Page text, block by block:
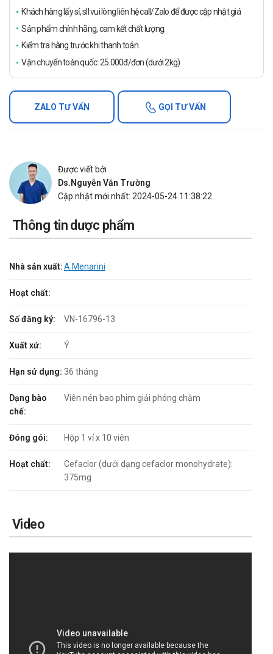
Khách hàng lấy sỉ, sll vui lòng liên hệ call/Zalo để được cập nhật giá
Sản phẩm chính hãng, cam kết chất lượng.
Kiểm tra hàng trước khi thanh toán.
Vận chuyển toàn quốc: 25.000đ/đơn (dưới 2kg)
ZALO TƯ VẤN GỌI TƯ VẤN
Được viết bởi
Ds.Nguyễn Văn Trường
Cập nhật mới nhất: 2024-05-24 11:38:22
Thông tin dược phẩm
Nhà sản xuất:A.Menarini
Hoạt chất:
Số đăng ký: VN-16796-13
Xuất xứ: Ý
Hạn sử dụng: 36 tháng
Dạng bào
chế:
Viên nén bao phim giải phóng chậm
Đóng gói: Hộp 1 vỉ x 10 viên
Hoạt chất:
Cefaclor (dưới dạng cefaclor monohydrate):
375mg
Video